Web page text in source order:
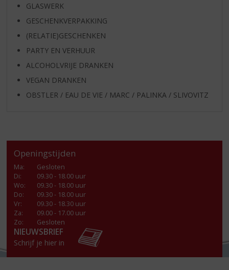
GLASWERK
GESCHENKVERPAKKING
(RELATIE)GESCHENKEN
PARTY EN VERHUUR
ALCOHOLVRIJE DRANKEN
VEGAN DRANKEN
OBSTLER / EAU DE VIE / MARC / PALINKA / SLIVOVITZ
Openingstijden
Ma:
Gesloten
Di:
09.30 - 18.00 uur
Wo:
09.30 - 18.00 uur
Do:
09.30 - 18.00 uur
Vr:
09.30 - 18.30 uur
Za:
09.00 - 17.00 uur
Zo:
Gesloten
NIEUWSBRIEF
Schrijf je hier in